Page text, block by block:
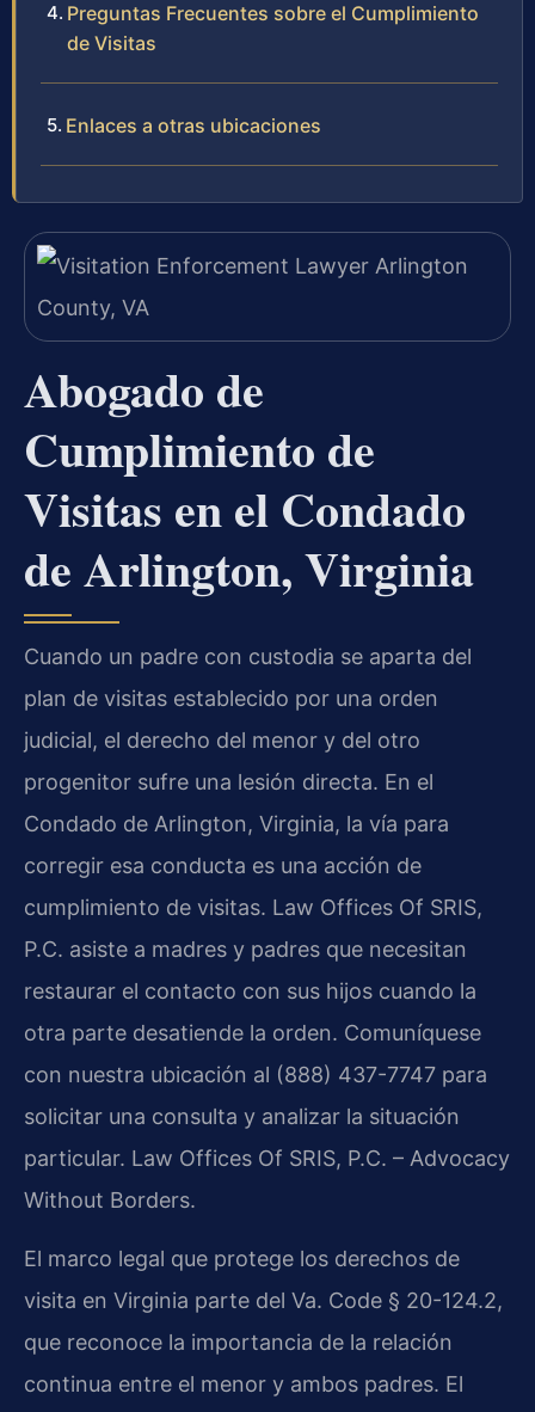
Preguntas Frecuentes sobre el Cumplimiento
de Visitas
Enlaces a otras ubicaciones
Abogado de
Cumplimiento de
Visitas en el Condado
de Arlington, Virginia
Cuando un padre con custodia se aparta del
plan de visitas establecido por una orden
judicial, el derecho del menor y del otro
progenitor sufre una lesión directa. En el
Condado de Arlington, Virginia, la vía para
corregir esa conducta es una acción de
cumplimiento de visitas. Law Offices Of SRIS,
P.C. asiste a madres y padres que necesitan
restaurar el contacto con sus hijos cuando la
otra parte desatiende la orden. Comuníquese
con nuestra ubicación al (888) 437-7747 para
solicitar una consulta y analizar la situación
particular. Law Offices Of SRIS, P.C. – Advocacy
Without Borders.
El marco legal que protege los derechos de
visita en Virginia parte del Va. Code § 20-124.2,
que reconoce la importancia de la relación
continua entre el menor y ambos padres. El